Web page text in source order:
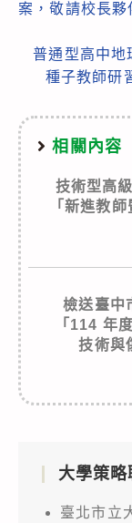
案，敬請校長夥
普通型高中地
種子教師研
相關內容
技術型高
「新進教
檢送臺中
「114 年
技術與
大學策略
臺北市立